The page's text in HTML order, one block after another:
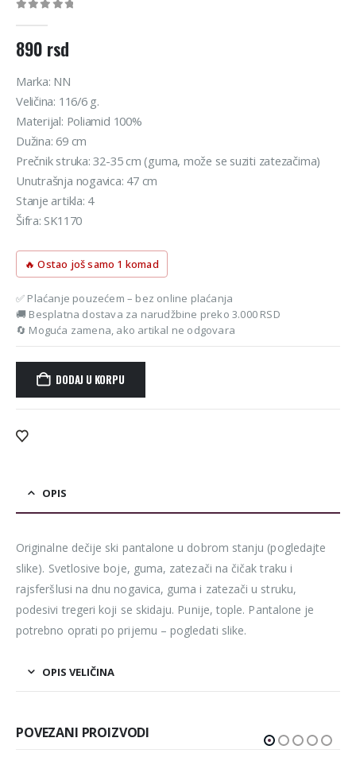
890 rsd
Marka: NN
Veličina: 116/6 g.
Materijal: Poliamid 100%
Dužina: 69 cm
Prečnik struka: 32-35 cm (guma, može se suziti zatezačima)
Unutrašnja nogavica: 47 cm
Stanje artikla: 4
Šifra: SK1170
🔥 Ostao još samo 1 komad
✅ Plaćanje pouzećem – bez online plaćanja
🚚 Besplatna dostava za narudžbine preko 3.000 RSD
🔄 Moguća zamena, ako artikal ne odgovara
DODAJ U KORPU
Alternative:
OPIS
Originalne dečije ski pantalone u dobrom stanju (pogledajte
slike). Svetlosive boje, guma, zatezači na čičak traku i
rajsferšlusi na dnu nogavica, guma i zatezači u struku,
podesivi tregeri koji se skidaju. Punije, tople. Pantalone je
potrebno oprati po prijemu – pogledati slike.
OPIS VELIČINA
POVEZANI PROIZVODI